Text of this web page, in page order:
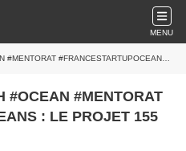
MENU
: LE PROJET 155 CARBONWAVE
#OCEAN #MENTORAT
: LE PROJET 155